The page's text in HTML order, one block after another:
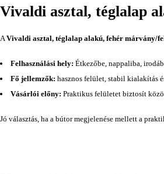
Vivaldi asztal, téglalap
A Vivaldi asztal, téglalap alakú, fehér márvány/
Felhasználási hely: Étkezőbe, nappaliba,
Fő jellemzők: hasznos felület, stabil kialakítás
Vásárlói előny: Praktikus felületet biztosít
Jó választás, ha a bútor megjelenése mellett a